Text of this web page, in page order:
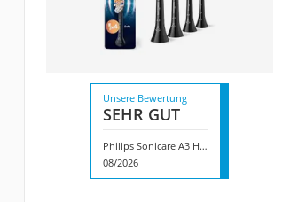
Unsere Bewertung
SEHR GUT
Philips Sonicare A3 HX9094/88
08/2026